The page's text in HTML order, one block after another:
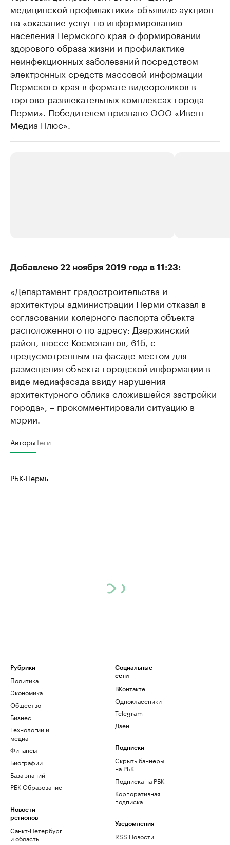
медицинской профилактики» объявило аукцион
на «оказание услуг по информированию
населения Пермского края о формировании
здорового образа жизни и профилактике
неинфекционных заболеваний посредством
электронных средств массовой информации
Пермского края в формате видеороликов в
торгово-развлекательных комплексах города
Перми». Победителем признано ООО «Ивент
Медиа Плюс».
РБК Компании
продавцы медийной продукции
Ознакомьтесь с информацией в каталоге Посмотрите в
Добавлено 22 ноября 2019 года в 11:23:
«Департамент градостроительства и
архитектуры администрации Перми отказал в
согласовании колерного паспорта объекта
расположенного по адресу: Дзержинский
район, шоссе Космонавтов, 61б, с
предусмотренным на фасаде местом для
размещения объекта городской информации в
виде медиафасада ввиду нарушения
архитектурного облика сложившейся застройки
города», – прокомментировали ситуацию в
мэрии.
АвторыТеги
РБК-Пермь
Рубрики
Политика
Экономика
Общество
Бизнес
Технологии и
медиа
Финансы
Биографии
База знаний
РБК Образование
Новости
регионов
Санкт-Петербург
и область
Социальные
сети
ВКонтакте
Одноклассники
Telegram
Дзен
Подписки
Скрыть баннеры
на РБК
Подписка на РБК
Корпоративная
подписка
Уведомления
RSS Новости